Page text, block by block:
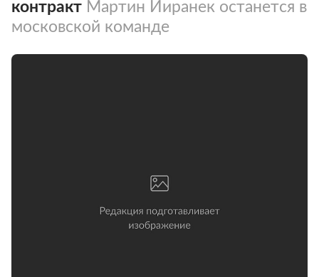
контракт Мартин Йиранек останется в
московской команде